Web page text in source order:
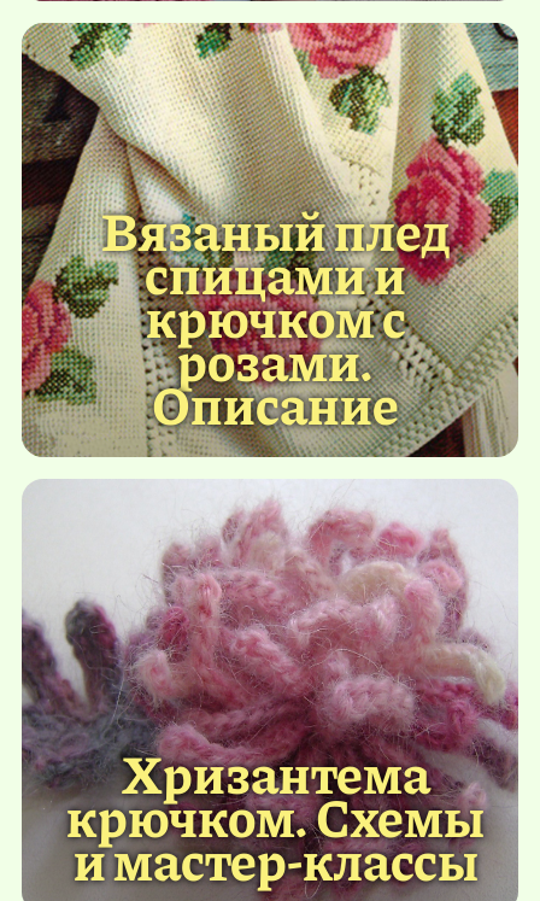
Вязаный плед
спицами и
крючком с
розами.
Описание
Хризантема
крючком. Схемы
и мастер-классы